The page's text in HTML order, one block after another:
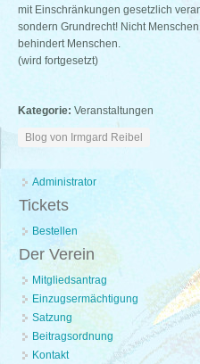
mit Einschränkungen gesetzlich
sondern Grundrecht! Nicht
behindert Menschen.
(wird fortgesetzt)
Kategorie: Veranstaltungen
Blog von Irmgard Reibel
Administrator
Tickets
Bestellen
Der Verein
Mitgliedsantrag
Einzugsermächtigung
Satzung
Beitragsordnung
Kontakt